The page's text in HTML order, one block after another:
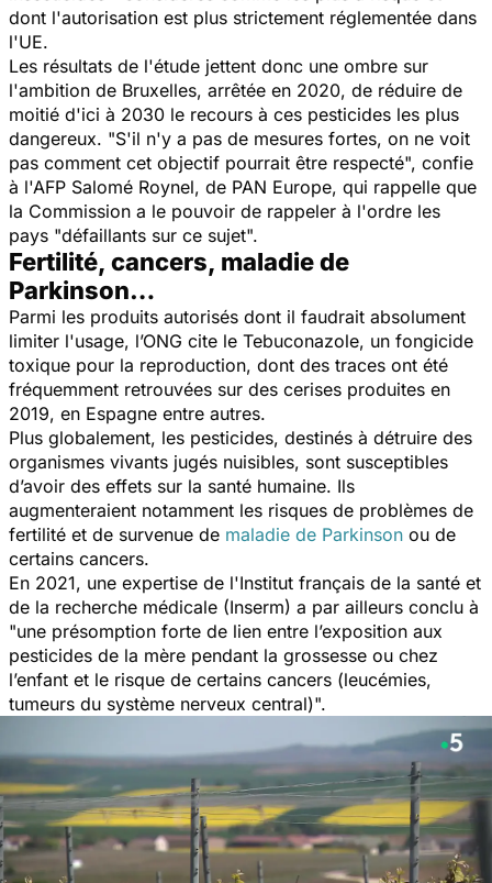
dont l'autorisation est plus strictement réglementée dans
l'UE.
Les résultats de l'étude jettent donc une ombre sur
l'ambition de Bruxelles, arrêtée en 2020, de réduire de
moitié d'ici à 2030 le recours à ces pesticides les plus
dangereux. "S'il n'y a pas de mesures fortes, on ne voit
pas comment cet objectif pourrait être respecté", confie
à l'AFP Salomé Roynel, de PAN Europe, qui rappelle que
la Commission a le pouvoir de rappeler à l'ordre les
pays "défaillants sur ce sujet".
Fertilité, cancers, maladie de
Parkinson…
Parmi les produits autorisés dont il faudrait absolument
limiter l'usage, l’ONG cite le Tebuconazole, un fongicide
toxique pour la reproduction, dont des traces ont été
fréquemment retrouvées sur des cerises produites en
2019, en Espagne entre autres.
Plus globalement, les pesticides, destinés à détruire des
organismes vivants jugés nuisibles, sont susceptibles
d’avoir des effets sur la santé humaine. Ils
augmenteraient notamment les risques de problèmes de
fertilité et de survenue de maladie de Parkinson ou de
certains cancers.
En 2021, une expertise de l'Institut français de la santé et
de la recherche médicale (Inserm) a par ailleurs conclu à
"une présomption forte de lien entre l’exposition aux
pesticides de la mère pendant la grossesse ou chez
l’enfant et le risque de certains cancers (leucémies,
tumeurs du système nerveux central)".